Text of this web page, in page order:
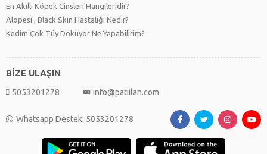
En Akıllı Köpek Cinsleri Hangileridir?
Alopesi , Black Skin Hastalığı Nedir?
Kedim Çok Tüy Döküyor Ne Yapabilirim?
BİZE ULAŞIN
5053201278 info@patiilan.com
Whatsapp Destek: 5053201278